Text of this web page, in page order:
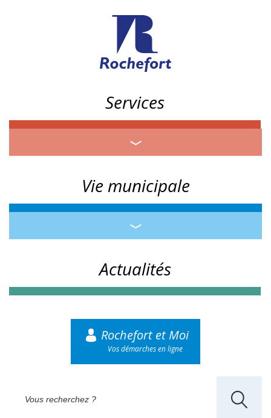
Services
Vie municipale
Actualités
Rochefort et Moi
Vos démarches en ligne